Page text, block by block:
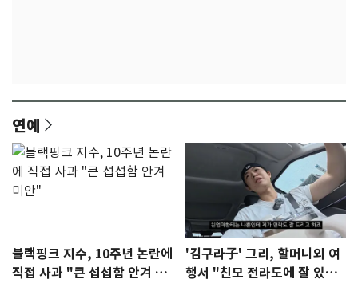
연예
블랙핑크 지수, 10주년 논란에
직접 사과 "큰 섭섭함 안겨 미
'김구라子' 그리, 할머니외 여
행서 "친모 전라도에 잘 있